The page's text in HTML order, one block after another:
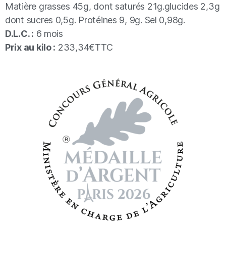
Matière grasses 45g, dont saturés 21g.glucides 2,3g
dont sucres 0,5g. Protéines 9, 9g. Sel 0,98g.
D.L.C. : 6 mois
Prix au kilo : 233,34€TTC